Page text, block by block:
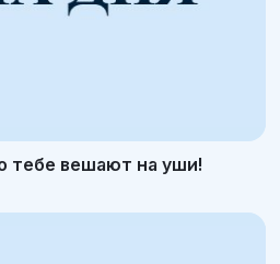
тебе вешают на уши!